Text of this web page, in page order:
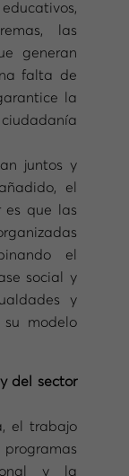
las
generan
falta de
la
juntos y
el
es que las
el
social y
y
modelo
del sector
el trabajo
y la